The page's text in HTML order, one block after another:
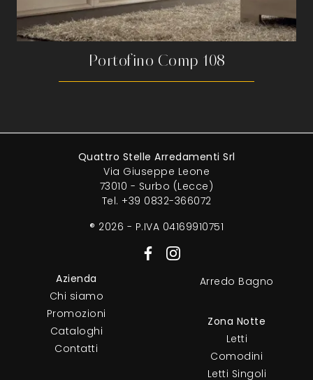
Portofino Comp 108
Quattro Stelle Arredamenti Srl
Via Giuseppe Leone
73010 - Surbo (Lecce)
Tel. +39 0832-366072
® 2026 - P.IVA 04169910751
Azienda
Chi siamo
Promozioni
Cataloghi
Contatti
Arredo Bagno
Zona Notte
Letti
Comodini
Letti Singoli